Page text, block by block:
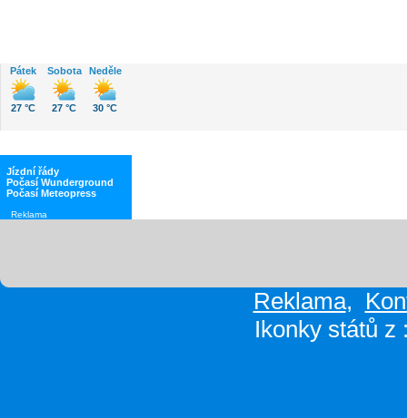
Pátek
27 °C
Sobota
27 °C
Neděle
30 °C
Jízdní řády
Počasí Wunderground
Počasí Meteopress
Reklama
Reklama,
Ikonky států z